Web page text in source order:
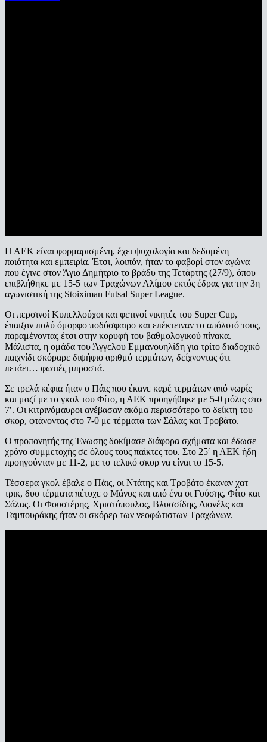
Η ΑΕΚ είναι φορμαρισμένη, έχει ψυχολογία και δεδομένη
ποιότητα και εμπειρία. Έτσι, λοιπόν, ήταν το φαβορί στον αγώνα
που έγινε στον Άγιο Δημήτριο το βράδυ της Τετάρτης (27/9), όπου
επιβλήθηκε με 15-5 των Τραχώνων Αλίμου εκτός έδρας για την 3η
αγωνιστική της Stoiximan Futsal Super League.
Οι περσινοί Κυπελλούχοι και φετινοί νικητές του Super Cup,
έπαιξαν πολύ όμορφο ποδόσφαιρο και επέκτειναν το απόλυτό τους,
παραμένοντας έτσι στην κορυφή του βαθμολογικού πίνακα.
Μάλιστα, η ομάδα του Άγγελου Εμμανουηλίδη για τρίτο διαδοχικό
παιχνίδι σκόραρε διψήφιο αριθμό τερμάτων, δείχνοντας ότι
πετάει… φωτιές μπροστά.
Σε τρελά κέφια ήταν ο Πάις που έκανε καρέ τερμάτων από νωρίς
και μαζί με το γκολ του Φίτο, η ΑΕΚ προηγήθηκε με 5-0 μόλις στο
7′. Οι κιτρινόμαυροι ανέβασαν ακόμα περισσότερο το δείκτη του
σκορ, φτάνοντας στο 7-0 με τέρματα των Σάλας και Τροβάτο.
Ο προπονητής της Ένωσης δοκίμασε διάφορα σχήματα και έδωσε
χρόνο συμμετοχής σε όλους τους παίκτες του. Στο 25′ η ΑΕΚ ήδη
προηγούνταν με 11-2, με το τελικό σκορ να είναι το 15-5.
Τέσσερα γκολ έβαλε ο Πάις, οι Ντάτης και Τροβάτο έκαναν χατ
τρικ, δυο τέρματα πέτυχε ο Μάνος και από ένα οι Γούσης, Φίτο και
Σάλας. Οι Φουστέρης, Χριστόπουλος, Βλυσσίδης, Διονέλς και
Ταμπουράκης ήταν οι σκόρερ των νεοφώτιστων Τραχώνων.